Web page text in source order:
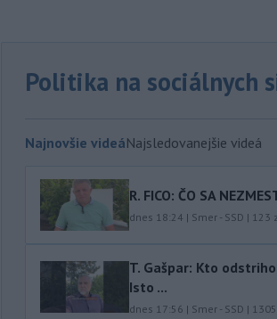
Politika na sociálnych
Najnovšie videáNajsledovanejšie videá
R. FICO: ČO SA
dnes 18:24 | Smer - SSD | 123
T. Gašpar: Kto
Isto ...
dnes 17:56 | Smer - SSD | 1305